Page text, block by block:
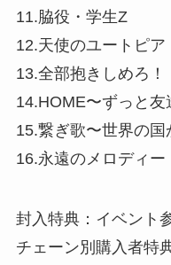
11.脇役・学生Z
12.天使のユートピア
13.全部抱きしめろ！
14.HOME〜ずっと友
15.繋ぎ歌〜世界の
16.永遠のメロディー
封入特典：イベント
チェーン別購入者特